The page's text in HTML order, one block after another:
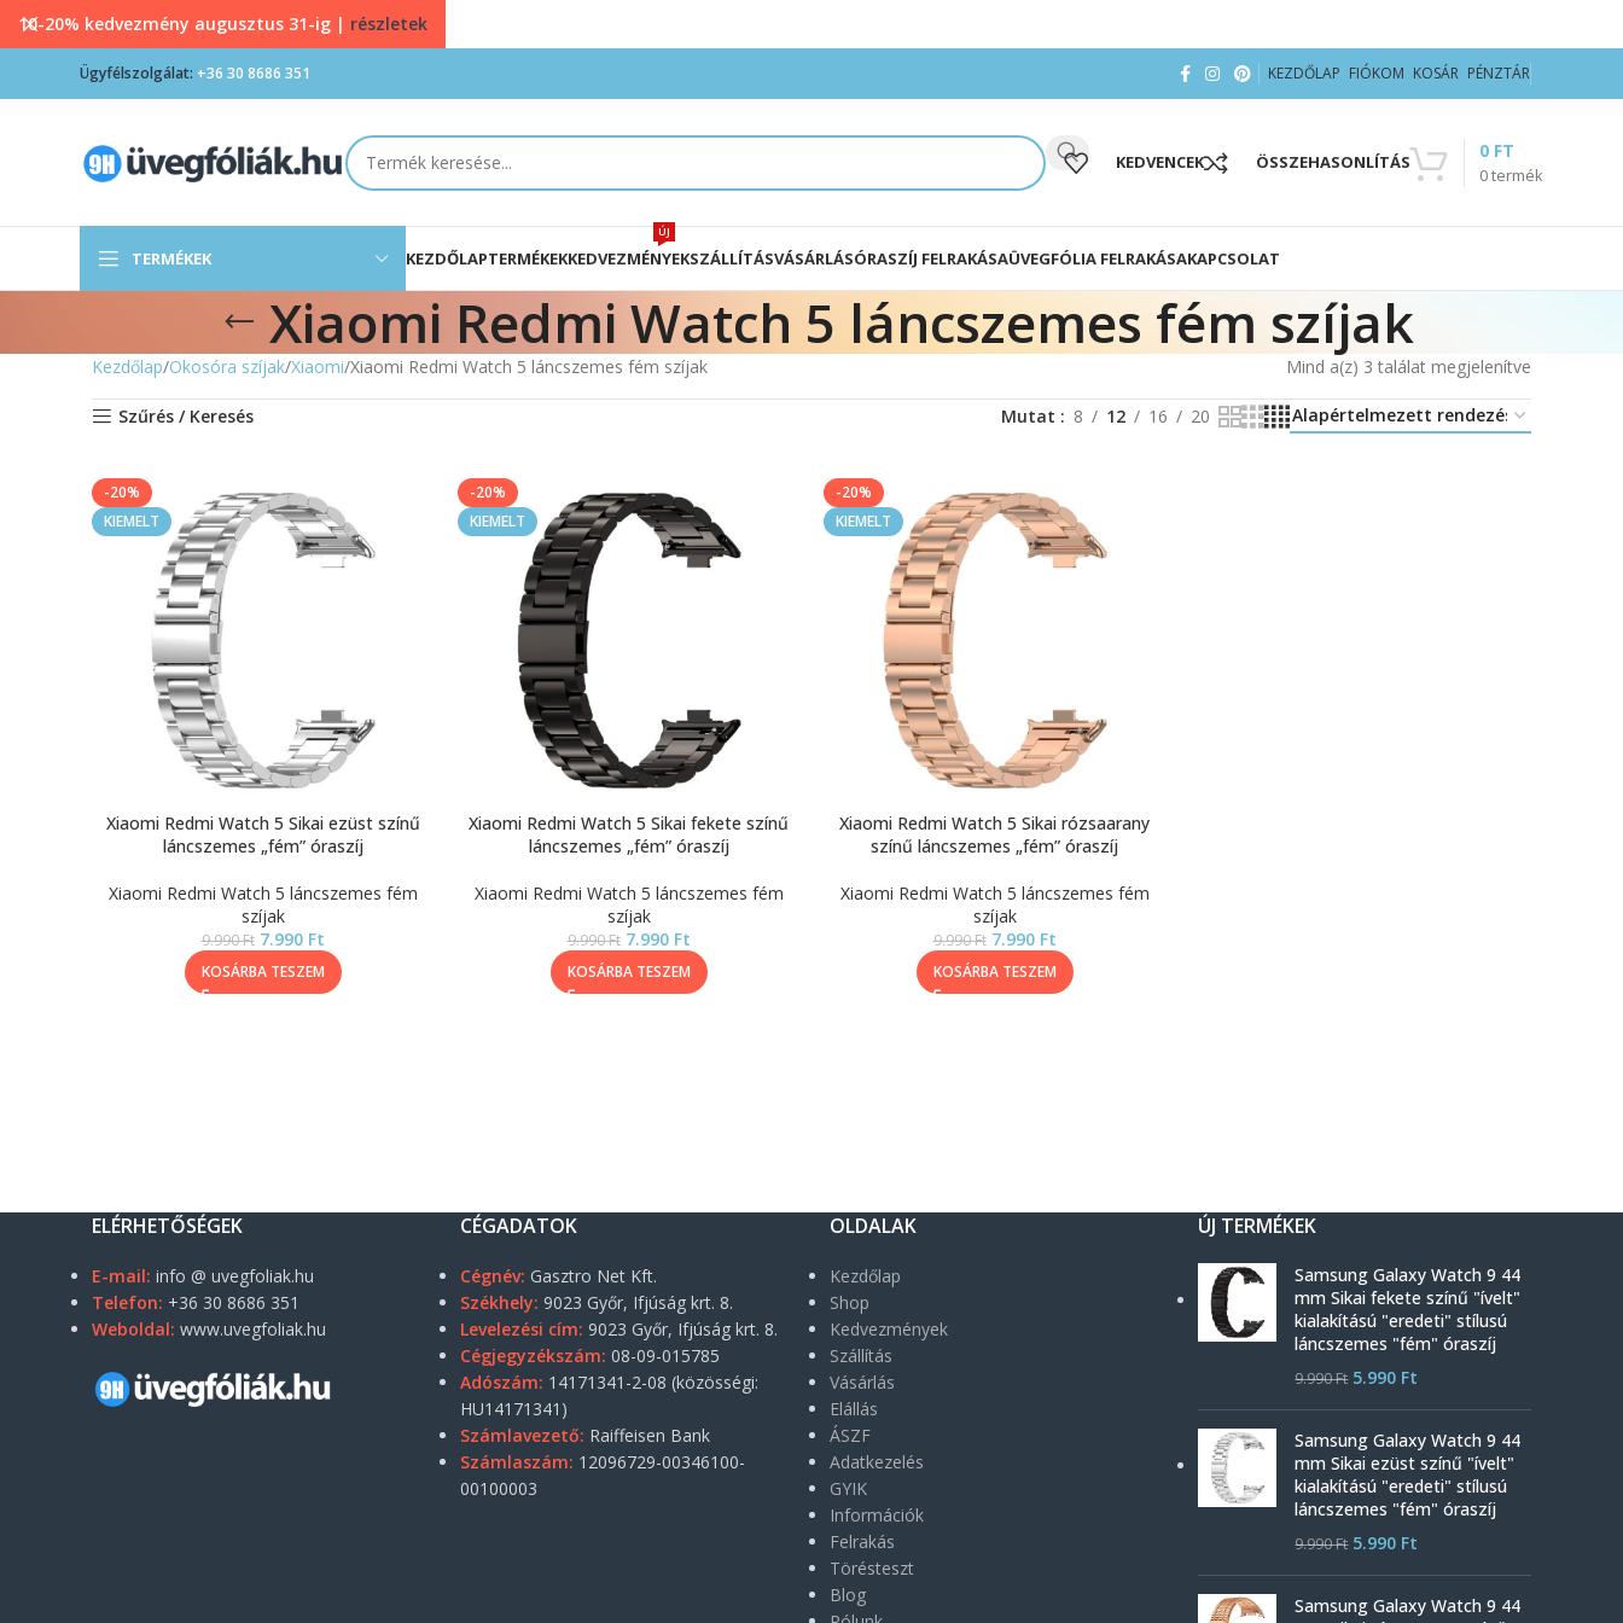
Ügyfélszolgálat: +36 30 8686 351 KEZDŐLAP FIÓKOM KOSÁR PÉNZTÁR
KEDVENCEK ÖSSZEHASONLÍTÁS
0termék
0 FT
TERMÉKEK KEZDŐLAPTERMÉKEKKEDVEZMÉNYEK
ÚJ
SZÁLLÍTÁSVÁSÁRLÁSÓRASZÍJ FELRAKÁSAÜVEGFÓLIA FELRAKÁSAKAPCSOLAT
Xiaomi Redmi Watch 5 láncszemes fém szíjak
Kezdőlap Okosóra szíjak Xiaomi Xiaomi Redmi Watch 5 láncszemes fém szíjak Mind a(z) 3 találat megjelenítve
Szűrés / Keresés Mutat 8 12 16 20
-20%
KIEMELT
Xiaomi Redmi Watch 5 Sikai ezüst színű
láncszemes „fém” óraszíj
Xiaomi Redmi Watch 5 láncszemes fém
szíjak
9.990Ft 7.990 Ft
KOSÁRBA TESZEM
-20%
KIEMELT
Xiaomi Redmi Watch 5 Sikai fekete színű
láncszemes „fém” óraszíj
Xiaomi Redmi Watch 5 láncszemes fém
szíjak
9.990Ft 7.990 Ft
KOSÁRBA TESZEM
-20%
KIEMELT
Xiaomi Redmi Watch 5 Sikai rózsaarany
színű láncszemes „fém” óraszíj
Xiaomi Redmi Watch 5 láncszemes fém
szíjak
9.990Ft 7.990 Ft
KOSÁRBA TESZEM
ELÉRHETŐSÉGEK
E-mail: info @ uvegfoliak.hu
Telefon: +36 30 8686 351
Weboldal: www.uvegfoliak.hu
CÉGADATOK
Cégnév: Gasztro Net Kft.
Székhely: 9023 Győr, Ifjúság krt. 8.
Levelezési cím: 9023 Győr, Ifjúság krt. 8.
Cégjegyzékszám: 08-09-015785
Adószám: 14171341-2-08 (közösségi:
HU14171341)
Számlavezető: Raiffeisen Bank
Számlaszám: 12096729-00346100-
00100003
OLDALAK
Kezdőlap
Shop
Kedvezmények
Szállítás
Vásárlás
Elállás
ÁSZF
Adatkezelés
GYIK
Információk
Felrakás
Törésteszt
Blog
ÚJ TERMÉKEK
Samsung Galaxy Watch 9 44
mm Sikai fekete színű "ívelt"
kialakítású "eredeti" stílusú
láncszemes "fém" óraszíj
9.990Ft 5.990 Ft
Samsung Galaxy Watch 9 44
mm Sikai ezüst színű "ívelt"
kialakítású "eredeti" stílusú
láncszemes "fém" óraszíj
9.990Ft 5.990 Ft
Samsung Galaxy Watch 9 44
10-20% kedvezmény augusztus 31-ig | részletek